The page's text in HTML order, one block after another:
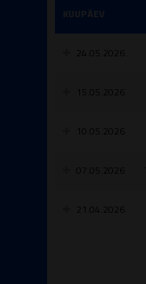
KUUPÄEV
24.05.2026
10.05.2026
21.04.2026